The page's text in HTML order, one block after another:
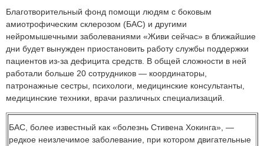
Благотворительный фонд помощи людям с боковым
амиотрофическим склерозом (БАС) и другими
нейромышечными заболеваниями «Живи сейчас» в ближайшие
дни будет вынужден приостановить работу службы поддержки
пациентов из-за дефицита средств. В общей сложности в ней
работали больше 20 сотрудников — координаторы,
патронажные сестры, психологи, медицинские консультанты,
медицинские техники, врачи различных специализаций.
БАС, более известный как «болезнь Стивена Хокинга», —
редкое неизлечимое заболевание, при котором двигательные